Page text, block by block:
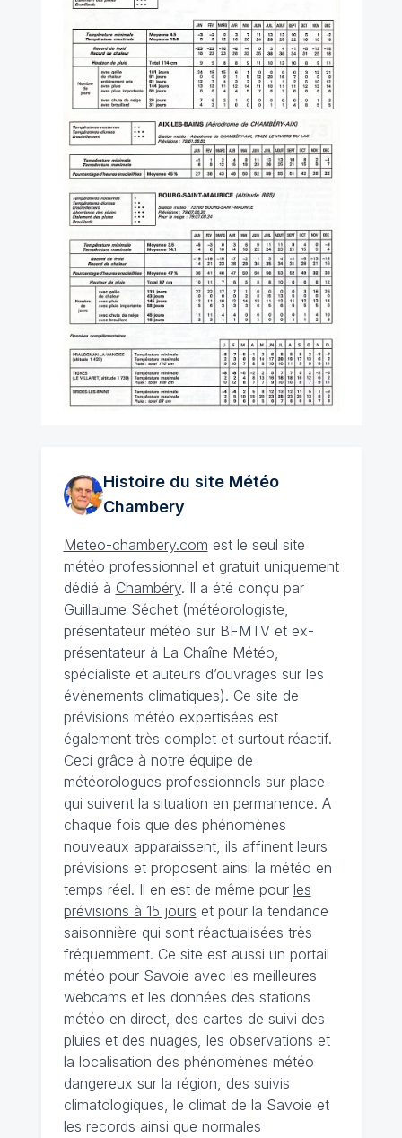
Histoire du site Météo
Chambery
Meteo-chambery.com est le seul site
météo professionnel et gratuit uniquement
dédié à Chambéry. Il a été conçu par
Guillaume Séchet (météorologiste,
présentateur météo sur BFMTV et ex-
présentateur à La Chaîne Météo,
spécialiste et auteurs d’ouvrages sur les
évènements climatiques). Ce site de
prévisions météo expertisées est
également très complet et surtout réactif.
Ceci grâce à notre équipe de
météorologues professionnels sur place
qui suivent la situation en permanence. A
chaque fois que des phénomènes
nouveaux apparaissent, ils affinent leurs
prévisions et proposent ainsi la météo en
temps réel. Il en est de même pour les
prévisions à 15 jours et pour la tendance
saisonnière qui sont réactualisées très
fréquemment. Ce site est aussi un portail
météo pour Savoie avec les meilleures
webcams et les données des stations
météo en direct, des cartes de suivi des
pluies et des nuages, les observations et
la localisation des phénomènes météo
dangereux sur la région, des suivis
climatologiques, le climat de la Savoie et
les records ainsi que normales